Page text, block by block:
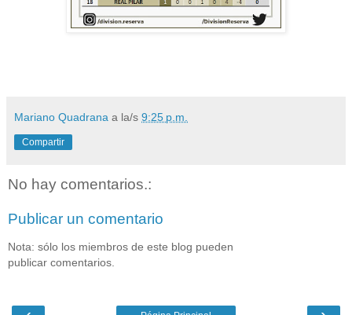
Mariano Quadrana a la/s 9:25 p.m.
Compartir
No hay comentarios.:
Publicar un comentario
Nota: sólo los miembros de este blog pueden
publicar comentarios.